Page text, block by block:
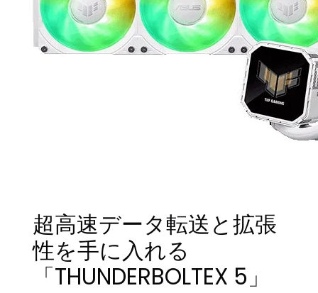
超高速データ転送と拡張
性を手に入れる
「THUNDERBOLTEX 5」